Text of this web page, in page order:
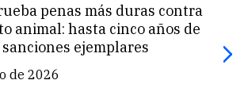
isla apuesta por la venta de
dorados» para financiar
ambientales: cuesta desde
90,000
agosto de 2026